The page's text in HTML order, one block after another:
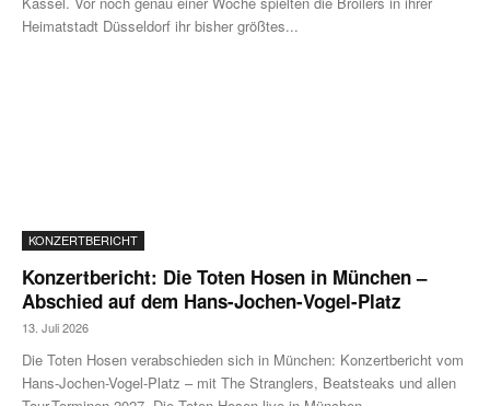
Heimatstadt Düsseldorf ihr bisher größtes...
KONZERTBERICHT
Konzertbericht: Die Toten Hosen in München –
Abschied auf dem Hans-Jochen-Vogel-Platz
13. Juli 2026
Die Toten Hosen verabschieden sich in München: Konzertbericht vom
Hans-Jochen-Vogel-Platz – mit The Stranglers, Beatsteaks und allen